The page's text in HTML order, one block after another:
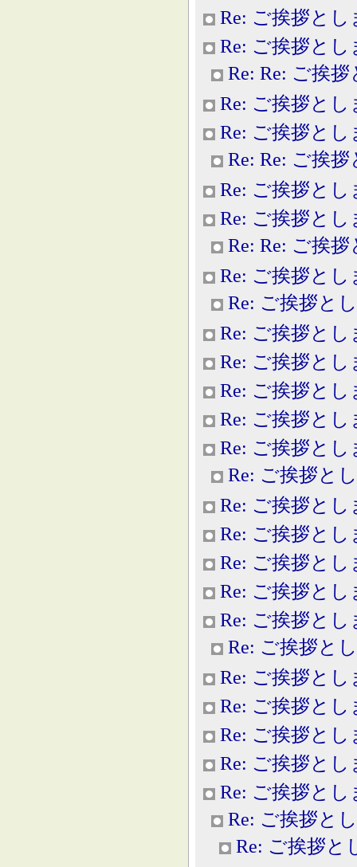
Re: ご挨拶とし
Re: ご挨拶とし
Re: Re: ご挨
Re: ご挨拶とし
Re: ご挨拶とし
Re: Re: ご挨
Re: ご挨拶とし
Re: ご挨拶とし
Re: Re: ご挨
Re: ご挨拶とし
Re: ご挨拶と
Re: ご挨拶とし
Re: ご挨拶とし
Re: ご挨拶とし
Re: ご挨拶とし
Re: ご挨拶とし
Re: ご挨拶と
Re: ご挨拶とし
Re: ご挨拶とし
Re: ご挨拶とし
Re: ご挨拶とし
Re: ご挨拶とし
Re: ご挨拶と
Re: ご挨拶とし
Re: ご挨拶とし
Re: ご挨拶とし
Re: ご挨拶とし
Re: ご挨拶とし
Re: ご挨拶と
Re: ご挨拶と